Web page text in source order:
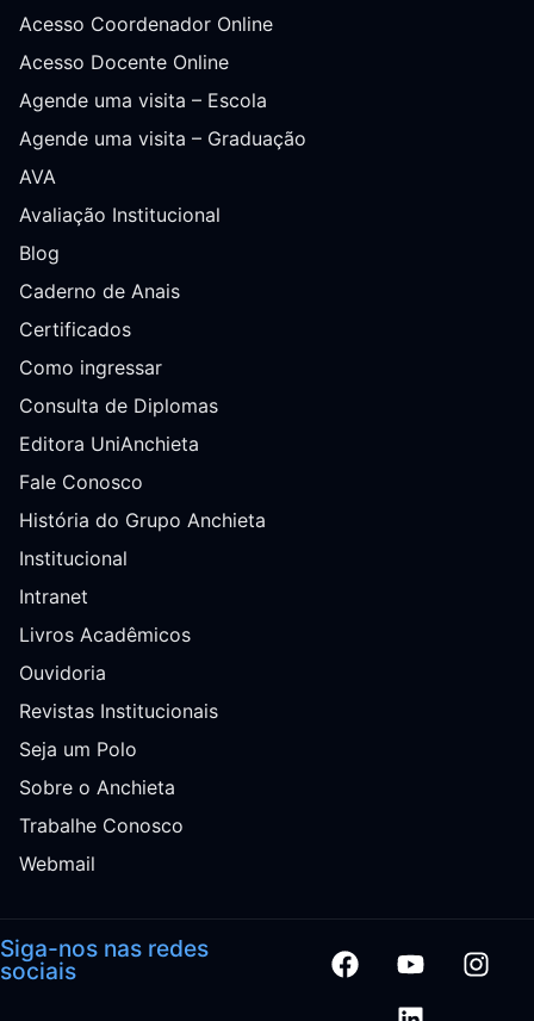
Acesso Coordenador Online
Acesso Docente Online
Agende uma visita – Escola
Agende uma visita – Graduação
AVA
Avaliação Institucional
Blog
Caderno de Anais
Certificados
Como ingressar
Consulta de Diplomas
Editora UniAnchieta
Fale Conosco
História do Grupo Anchieta
Institucional
Intranet
Livros Acadêmicos
Ouvidoria
Revistas Institucionais
Seja um Polo
Sobre o Anchieta
Trabalhe Conosco
Webmail
Siga-nos nas redes
sociais